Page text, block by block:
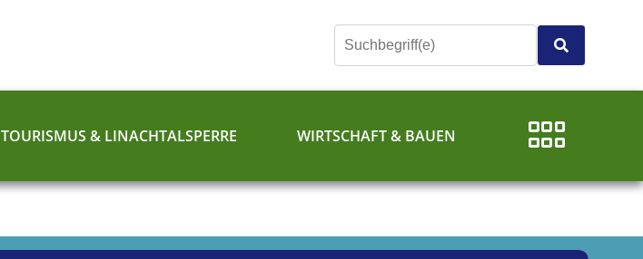
TOURISMUS & LINACHTALSPERRE WIRTSCHAFT & BAUEN